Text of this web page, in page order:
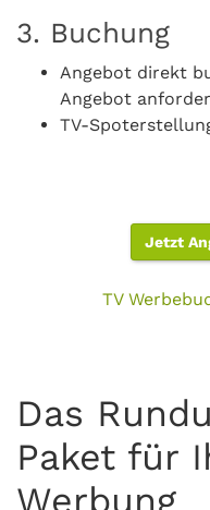
3. Buchung
Angebot direkt
Angebot
TV-
Jetzt
TV
Das
Paket für
Werbung